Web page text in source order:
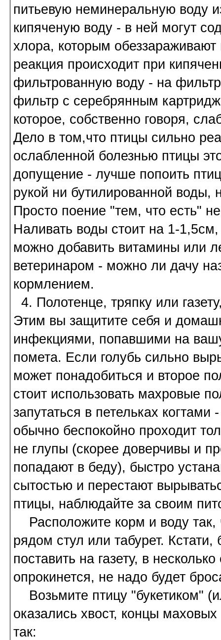
питьевую неминеральную воду
кипяченую воду - в ней могут
хлора, которым обеззараживают
реакция происходит при
фильтрованную воду - на
фильтр с серебрянным
которое, собственно говоря,
Дело в том,что птицы сильно
ослабленной болезнью птицы
допущение - лучше попоить
рукой ни бутилированной воды,
Просто поение "тем, что есть"
Наливать воды стоит на 1-
можно добавить витамины или
ветеринаром - можно ли дачу
кормлением.
4. Полотенце, тряпку или
Этим вы защитите себя и
инфекциями, попавшими на
помета. Если голубь сильно
может понадобиться и второе
стоит использовать махровые
запутаться в петельках
обычно беспокойно проходит
не глупы (скорее доверчивы и
попадают в беду), быстро
сытостью и перестают
птицы, наблюдайте за своим
Расположите корм и воду так,
рядом стул или табурет.
поставить на газету, в
опрокинется, не надо будет
Возьмите птицу "букетиком"
оказались хвост, концы
так: